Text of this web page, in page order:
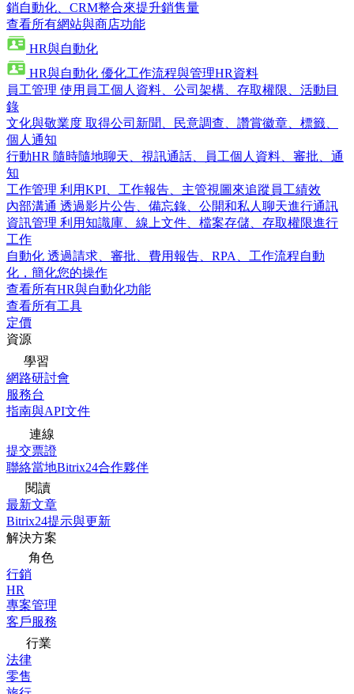
銷自動化、CRM整合來提升銷售量
查看所有網站與商店功能
HR與自動化
HR與自動化 優化工作流程與管理HR資料
員工管理 使用員工個人資料、公司架構、存取權限、活動目
錄
文化與敬業度 取得公司新聞、民意調查、讚賞徽章、標籤、
個人通知
行動HR 隨時隨地聊天、視訊通話、員工個人資料、審批、通
知
工作管理 利用KPI、工作報告、主管視圖來追蹤員工績效
內部溝通 透過影片公告、備忘錄、公開和私人聊天進行通訊
資訊管理 利用知識庫、線上文件、檔案存儲、存取權限進行
工作
自動化 透過請求、審批、費用報告、RPA、工作流程自動
化，簡化您的操作
查看所有HR與自動化功能
查看所有工具
定價
資源
學習
網路研討會
服務台
指南與API文件
連線
提交票證
聯絡當地Bitrix24合作夥伴
閱讀
最新文章
Bitrix24提示與更新
解決方案
角色
行銷
HR
專案管理
客戶服務
行業
法律
零售